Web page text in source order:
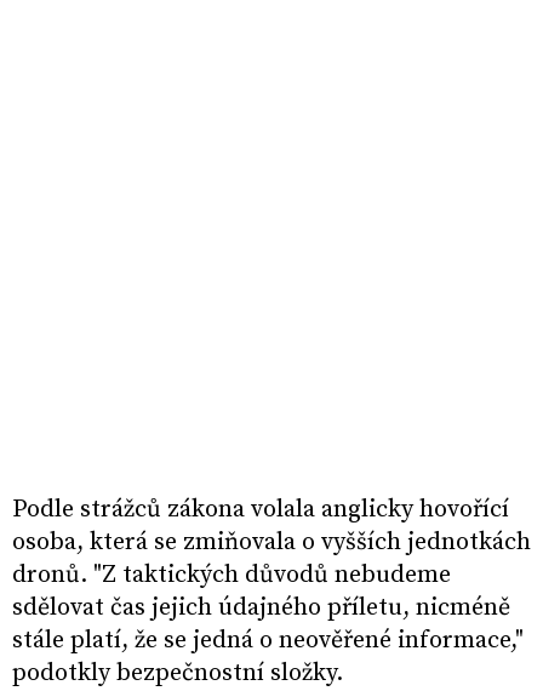
Podle strážců zákona volala anglicky hovořící
osoba, která se zmiňovala o vyšších jednotkách
dronů. "Z taktických důvodů nebudeme
sdělovat čas jejich údajného příletu, nicméně
stále platí, že se jedná o neověřené informace,"
podotkly bezpečnostní složky.